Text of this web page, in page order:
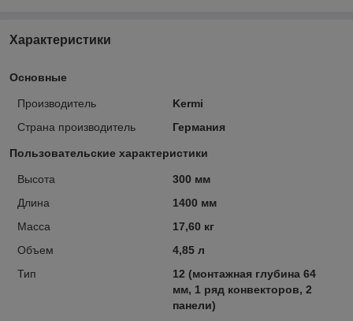
Характеристики
Основные
Производитель
Kermi
Страна производитель
Германия
Пользовательские характеристики
Высота
300 мм
Длина
1400 мм
Масса
17,60 кг
Объем
4,85 л
Тип
12 (монтажная глубина 64
мм, 1 ряд конвекторов, 2
панели)